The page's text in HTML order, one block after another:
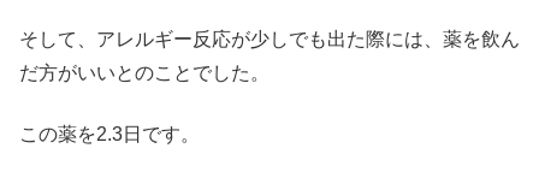
そして、アレルギー反応が少しでも出た際には、薬を飲ん
だ方がいいとのことでした。
この薬を2.3日です。